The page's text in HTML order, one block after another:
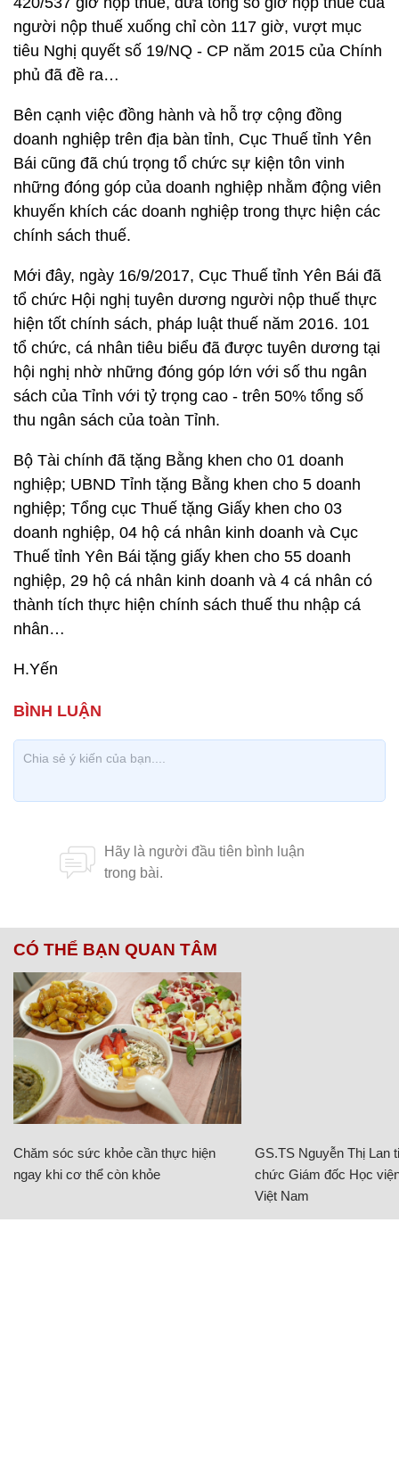
người nộp thuế xuống chỉ còn 117 giờ, vượt mục
tiêu Nghị quyết số 19/NQ - CP năm 2015 của Chính
phủ đã đề ra…
Bên cạnh việc đồng hành và hỗ trợ cộng đồng
doanh nghiệp trên địa bàn tỉnh, Cục Thuế tỉnh Yên
Bái cũng đã chú trọng tổ chức sự kiện tôn vinh
những đóng góp của doanh nghiệp nhằm động viên
khuyến khích các doanh nghiệp trong thực hiện các
chính sách thuế.
Mới đây, ngày 16/9/2017, Cục Thuế tỉnh Yên Bái đã
tổ chức Hội nghị tuyên dương người nộp thuế thực
hiện tốt chính sách, pháp luật thuế năm 2016. 101
tổ chức, cá nhân tiêu biểu đã được tuyên dương tại
hội nghị nhờ những đóng góp lớn với số thu ngân
sách của Tỉnh với tỷ trọng cao - trên 50% tổng số
thu ngân sách của toàn Tỉnh.
Bộ Tài chính đã tặng Bằng khen cho 01 doanh
nghiệp; UBND Tỉnh tặng Bằng khen cho 5 doanh
nghiệp; Tổng cục Thuế tặng Giấy khen cho 03
doanh nghiệp, 04 hộ cá nhân kinh doanh và Cục
Thuế tỉnh Yên Bái tặng giấy khen cho 55 doanh
nghiệp, 29 hộ cá nhân kinh doanh và 4 cá nhân có
thành tích thực hiện chính sách thuế thu nhập cá
nhân…
H.Yến
CÓ THỂ BẠN QUAN TÂM
Chăm sóc sức khỏe cần thực hiện
ngay khi cơ thể còn khỏe
GS.TS Nguyễn Thị Lan
chức Giám đốc Học
Việt Nam